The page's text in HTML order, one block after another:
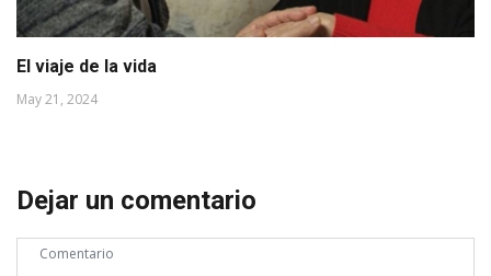
El viaje de la vida
May 21, 2024
Dejar un comentario